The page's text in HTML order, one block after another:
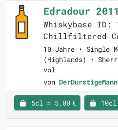
Edradour
Whiskybase ID:
Chillfiltered
10 Jahre • Single
(Highlands) •
vol
von DerDurstigeMann
5cl = 5,00 €